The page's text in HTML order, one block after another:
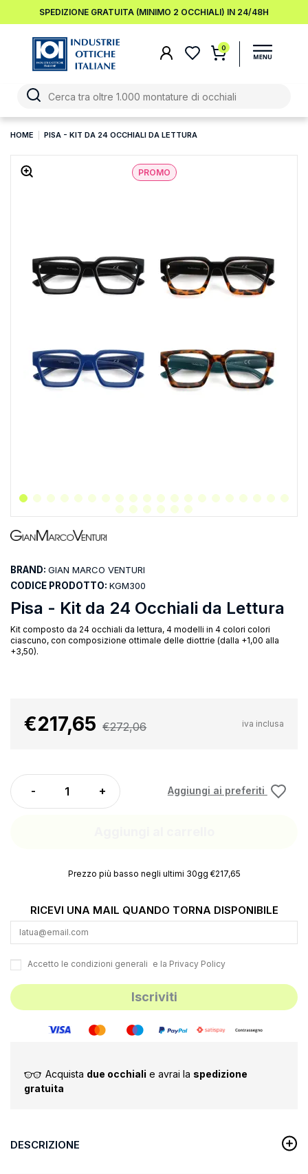
SPEDIZIONE GRATUITA (MINIMO 2 OCCHIALI) IN 24/48H
0
HOME PISA - KIT DA 24 OCCHIALI DA LETTURA
PROMO
Pisa - Kit da 24 Occhiali da Lettura
Kit composto da 24 occhiali da lettura, 4 modelli in 4 colori colori
ciascuno, con composizione ottimale delle diottrie (dalla +1,00 alla
+3,50).
BRAND: GIAN MARCO VENTURI
CODICE PRODOTTO: KGM300
€217,65 €272,06 iva inclusa
Aggiungi ai preferiti
Prezzo più basso negli ultimi 30gg €217,65
RICEVI UNA MAIL QUANDO TORNA DISPONIBILE
Accetto le condizioni generali e la Privacy Policy
Acquista due occhiali e avrai la spedizione
gratuita
DESCRIZIONE